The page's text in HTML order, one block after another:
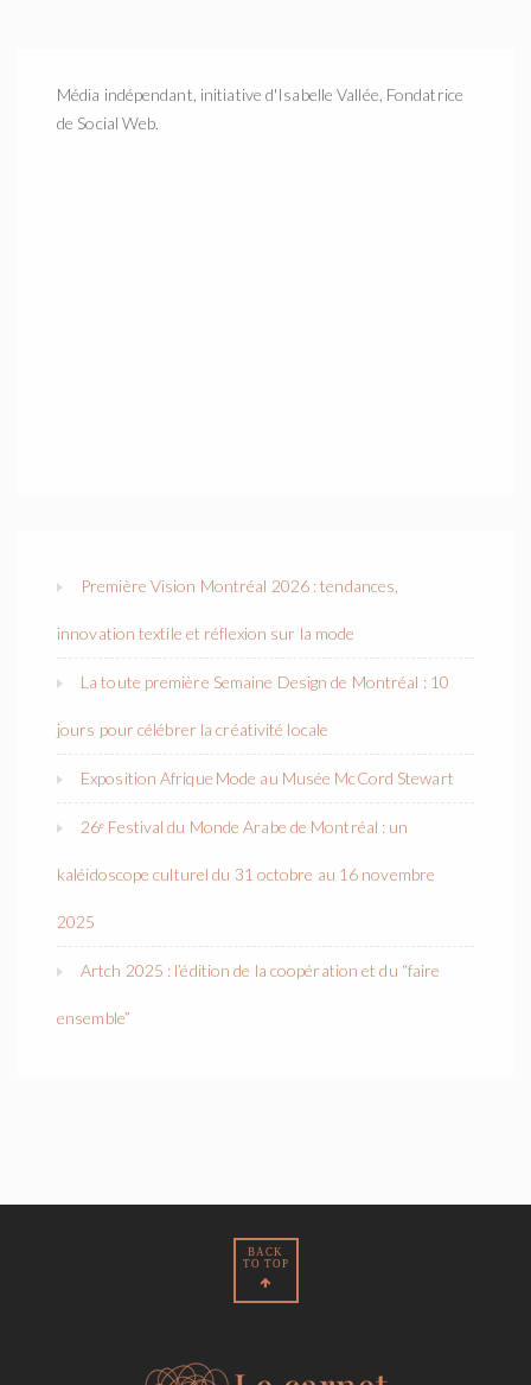
Média indépendant, initiative d'Isabelle Vallée, Fondatrice
de Social Web.
Première Vision Montréal 2026 : tendances,
innovation textile et réflexion sur la mode
La toute première Semaine Design de Montréal : 10
jours pour célébrer la créativité locale
Exposition Afrique Mode au Musée McCord Stewart
26ᵉ Festival du Monde Arabe de Montréal : un
kaléidoscope culturel du 31 octobre au 16 novembre
2025
Artch 2025 : l’édition de la coopération et du “faire
ensemble”
BACK
TO TOP